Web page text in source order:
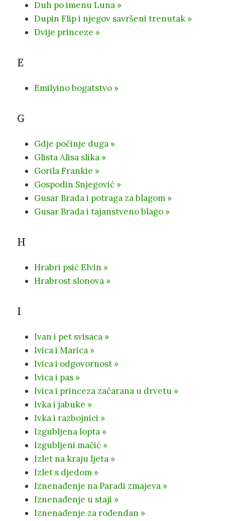
Duh po imenu Luna »
Dupin Flip i njegov savršeni trenutak »
Dvije princeze »
E
Emilyino bogatstvo »
G
Gdje počinje duga »
Glista Alisa slika »
Gorila Frankie »
Gospodin Snjegović »
Gusar Brada i potraga za blagom »
Gusar Brada i tajanstveno blago »
H
Hrabri psić Elvin »
Hrabrost slonova »
I
Ivan i pet svisaca »
Ivica i Marica »
Ivica i odgovornost »
Ivica i pas »
Ivica i princeza začarana u drvetu »
Ivka i jabuke »
Ivka i razbojnici »
Izgubljena lopta »
Izgubljeni mačić »
Izlet na kraju ljeta »
Izlet s djedom »
Iznenađenje na Paradi zmajeva »
Iznenađenje u staji »
Iznenađenje za rođendan »